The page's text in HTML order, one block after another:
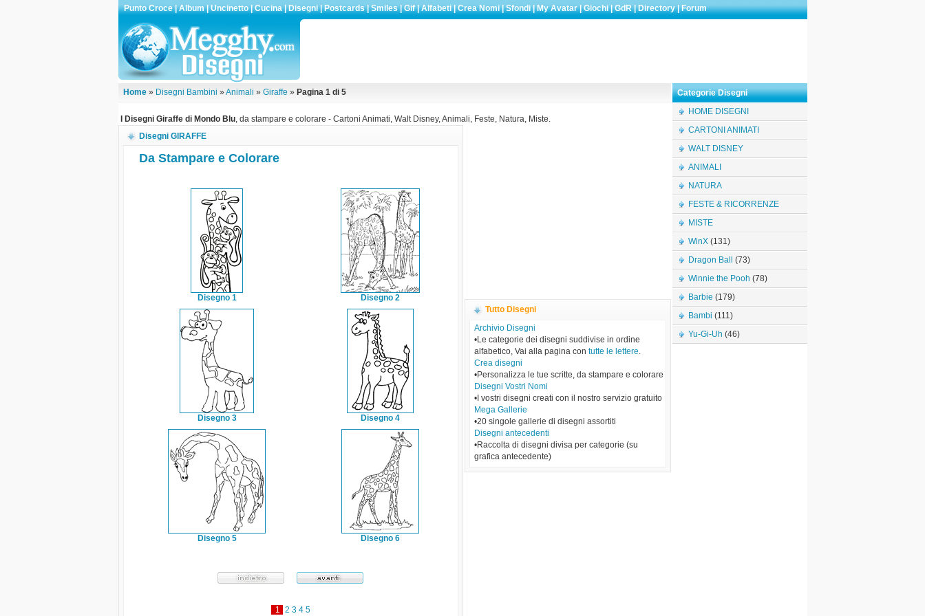
Punto Croce|Album|Uncinetto|Cucina|Disegni|Postcards|Smiles|Gif|Alfabeti|Crea Nomi|Sfondi|My Avatar|Giochi|GdR|Directory|Forum
Home» Disegni Bambini »Animali » Giraffe » Pagina 1 di 5
I Disegni Giraffe di Mondo Blu, da stampare e colorare - Cartoni Animati, Walt Disney, Animali, Feste, Natura, Miste.
Disegni GIRAFFE
Da Stampare e Colorare
Disegno 1 Disegno 2
Disegno 3 Disegno 4
Disegno 5 Disegno 6
1 2 3 4 5
Tutto Disegni
Archivio Disegni
•Le categorie dei disegni suddivise in ordine
alfabetico, Vai alla pagina con tutte le lettere.
Crea disegni
•Personalizza le tue scritte, da stampare e colorare
Disegni Vostri Nomi
•I vostri disegni creati con il nostro servizio gratuito
Mega Gallerie
•20 singole gallerie di disegni assortiti
Disegni antecedenti
•Raccolta di disegni divisa per categorie (su
grafica antecedente)
Categorie Disegni
HOME DISEGNI
CARTONI ANIMATI
WALT DISNEY
ANIMALI
NATURA
FESTE & RICORRENZE
MISTE
WinX(131)
Dragon Ball
(73)
Winnie the Pooh (78)
Barbie (179)
Bambi (111)
Yu-Gi-Uh (46)